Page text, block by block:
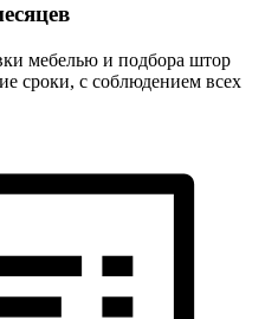
мебелью и подбора штор
сроки, с соблюдением всех